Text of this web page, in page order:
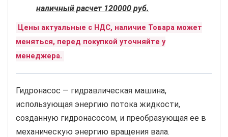
наличный расчет 120000 руб.
Цены актуальные с НДС, наличие Товара может
меняться, перед покупкой уточняйте у
менеджера.
Гидронасос — гидравлическая машина,
использующая энергию потока жидкости,
созданную гидронасосом, и преобразующая ее в
механическую энергию вращения вала.